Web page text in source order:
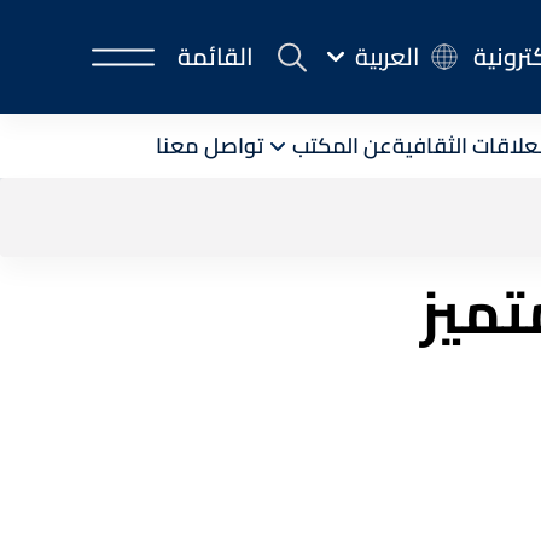
العربية القائمة
الثقافيةعن المكتب تواصل معنا